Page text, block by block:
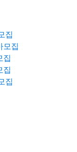
집
모집
집
집
집